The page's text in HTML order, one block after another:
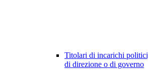
Titolari di incarichi
di direzione o di governo